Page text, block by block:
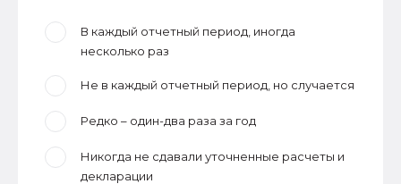
В каждый отчетный период, иногда
несколько раз
Не в каждый отчетный период, но случается
Редко – один-два раза за год
Никогда не сдавали уточненные расчеты и
декларации